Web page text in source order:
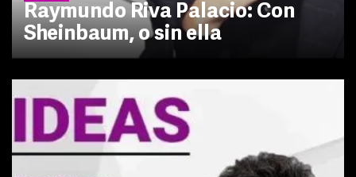
Raymundo Riva Palacio: Con
Sheinbaum, o sin ella